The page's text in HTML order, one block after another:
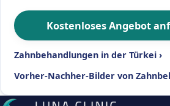
Kostenloses Angebot
Zahnbehandlungen in der Türkei ›
Vorher-Nachher-Bilder von